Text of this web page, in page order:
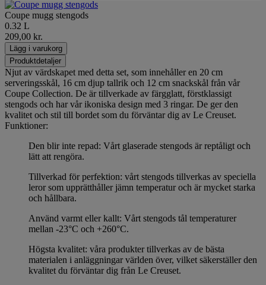
Coupe mugg stengods
0.32 L
209,00 kr.
Lägg i varukorg
Produktdetaljer
Njut av värdskapet med detta set, som innehåller en 20 cm
serveringsskål, 16 cm djup tallrik och 12 cm snackskål från vår
Coupe Collection. De är tillverkade av färgglatt, förstklassigt
stengods och har vår ikoniska design med 3 ringar. De ger den
kvalitet och stil till bordet som du förväntar dig av Le Creuset.
Funktioner:
Den blir inte repad: Vårt glaserade stengods är reptåligt och
lätt att rengöra.
Tillverkad för perfektion: vårt stengods tillverkas av speciella
leror som upprätthåller jämn temperatur och är mycket starka
och hållbara.
Använd varmt eller kallt: Vårt stengods tål temperaturer
mellan -23°C och +260°C.
Högsta kvalitet: våra produkter tillverkas av de bästa
materialen i anläggningar världen över, vilket säkerställer den
kvalitet du förväntar dig från Le Creuset.